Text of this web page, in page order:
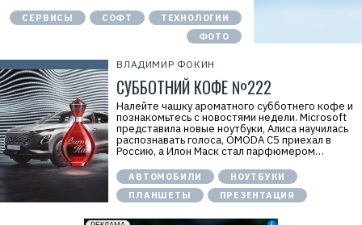
СЕРВИСЫ СОФТ
ТЕХНОЛОГИИ
ФОТО
ВЛАДИМИР ФОКИН
СУББОТНИЙ КОФЕ №222
Налейте чашку ароматного субботнего кофе и
познакомьтесь с новостями недели. Microsoft
представила новые ноутбуки, Алиса научилась
распознавать голоса, OMODA C5 приехал в
Россию, а Илон Маск стал парфюмером…
АВТОМОБИЛИ
НОУТБУКИ
ПЛАНШЕТЫ
ПРЕЗЕНТАЦИЯ